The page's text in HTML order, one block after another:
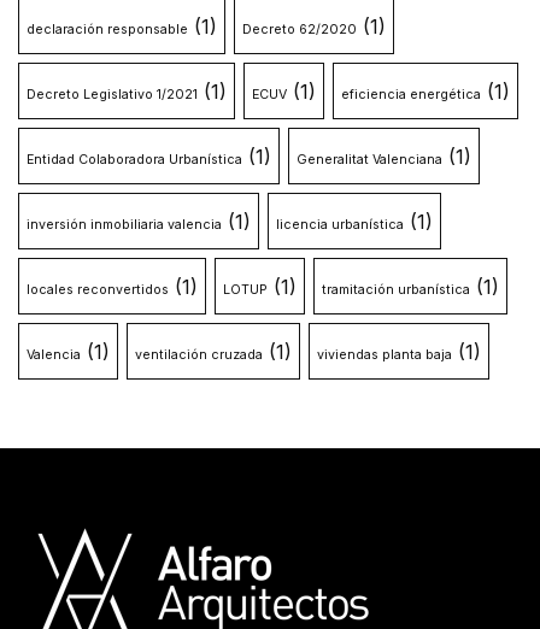
declaración responsable (1) Decreto 62/2020 (1)
Decreto Legislativo 1/2021 (1) ECUV (1) eficiencia energética (1)
Entidad Colaboradora Urbanística (1) Generalitat Valenciana (1)
inversión inmobiliaria valencia (1) licencia urbanística (1)
locales reconvertidos (1) LOTUP (1) tramitación urbanística (1)
Valencia (1) ventilación cruzada (1) viviendas planta baja (1)